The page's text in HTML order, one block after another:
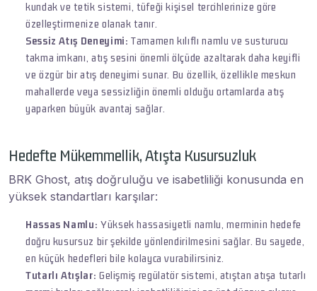
kundak ve tetik sistemi, tüfeği kişisel tercihlerinize göre
özelleştirmenize olanak tanır.
Sessiz Atış Deneyimi:Tamamen kılıflı namlu ve susturucu
takma imkanı, atış sesini önemli ölçüde azaltarak daha keyifli
ve özgür bir atış deneyimi sunar. Bu özellik, özellikle meskun
mahallerde veya sessizliğin önemli olduğu ortamlarda atış
yaparken büyük avantaj sağlar.
Hedefte Mükemmellik, Atışta Kusursuzluk
BRK Ghost, atış doğruluğu ve isabetliliği konusunda en
yüksek standartları karşılar:
Hassas Namlu: Yüksek hassasiyetli namlu, merminin hedefe
doğru kusursuz bir şekilde yönlendirilmesini sağlar. Bu sayede,
en küçük hedefleri bile kolayca vurabilirsiniz.
Tutarlı Atışlar: Gelişmiş regülatör sistemi, atıştan atışa tutarlı